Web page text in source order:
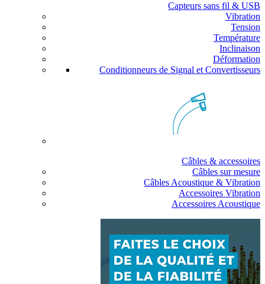
Capteurs sans fil & USB
Vibration
Tension
Température
Inclinaison
Déformation
Conditionneurs de Signal et Convertisseurs
Câbles & accessoires
Câbles sur mesure
Câbles Acoustique & Vibration
Accessoires Vibration
Accessoires Acoustique